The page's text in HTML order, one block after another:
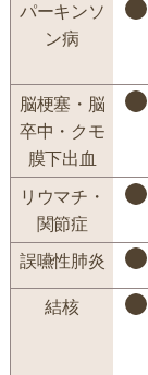
パーキンソ
ン病
脳梗塞・脳
卒中・クモ
膜下出血
リウマチ・
関節症
誤嚥性肺炎
結核